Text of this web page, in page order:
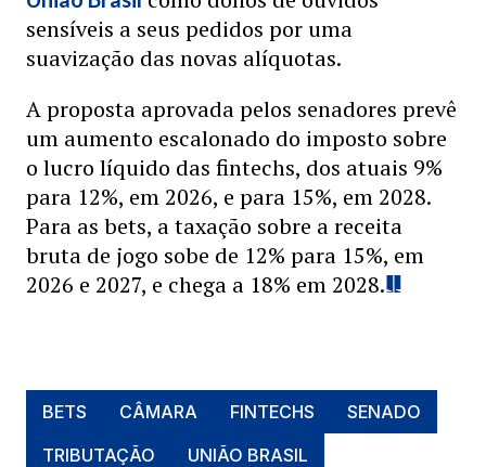
sensíveis a seus pedidos por uma
suavização das novas alíquotas.
A proposta aprovada pelos senadores prevê
um aumento escalonado do imposto sobre
o lucro líquido das fintechs, dos atuais 9%
para 12%, em 2026, e para 15%, em 2028.
Para as bets, a taxação sobre a receita
bruta de jogo sobe de 12% para 15%, em
2026 e 2027, e chega a 18% em 2028.
BETS CÂMARA FINTECHS
SENADO
TRIBUTAÇÃO
UNIÃO BRASIL